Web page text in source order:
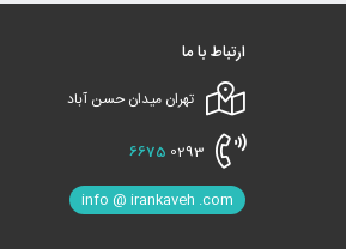
ارتباط با ما
تهران میدان حسن آباد
6675 0293
info @ irankaveh .com